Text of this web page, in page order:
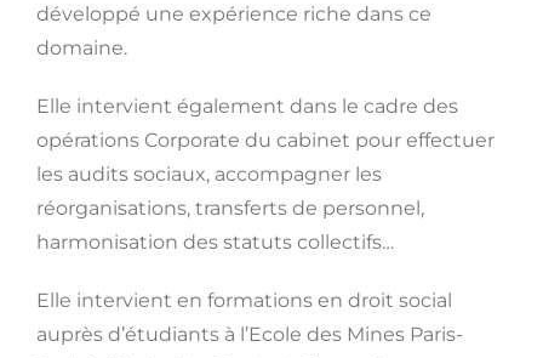
développé une expérience riche dans ce
domaine.
Elle intervient également dans le cadre des
opérations Corporate du cabinet pour effectuer
les audits sociaux, accompagner les
réorganisations, transferts de personnel,
harmonisation des statuts collectifs…
Elle intervient en formations en droit social
auprès d’étudiants à l’Ecole des Mines Paris-